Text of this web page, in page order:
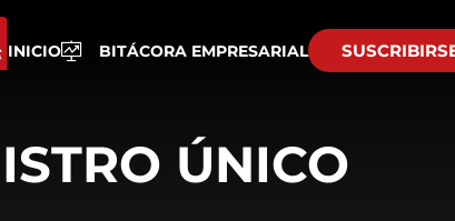
INICIO BITÁCORA EMPRESARIAL
ÚNICO